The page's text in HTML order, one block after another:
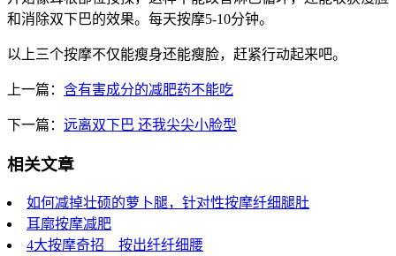
和消除双下巴的效果。每天按摩5-10分钟。
以上三个按摩不仅能瘦身还能瘦脸，赶紧行动起来吧。
上一篇： 含有害成分的减肥药不能吃
下一篇： 远离双下巴 还我尖尖小脸型
相关文章
如何减掉壮硕的萝卜腿，针对性按摩纤细腿肚
耳廓按摩减肥
4大按摩奇招 按出纤纤细腰